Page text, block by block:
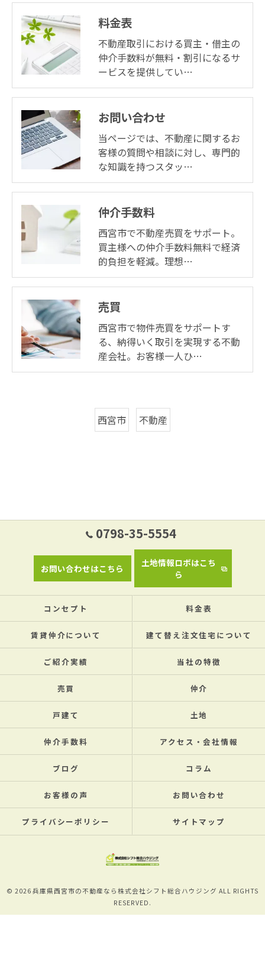
料金表
不動産取引における買主・借主の
仲介手数料が無料・割引になるサ
ービスを提供してい…
お問い合わせ
当ページでは、不動産に関するお
客様の質問や相談に対し、専門的
な知識を持つスタッ…
仲介手数料
西宮市で不動産売買をサポート。
買主様への仲介手数料無料で経済
的負担を軽減。理想…
売買
西宮市で物件売買をサポートす
る、納得いく取引を実現する不動
産会社。お客様一人ひ…
西宮市 不動産
0798-35-5554
お問い合わせはこちら
土地情報ロボはこち
ら
コンセプト 料金表
賃貸仲介について 建て替え注文住宅について
ご紹介実績 当社の特徴
売買 仲介
戸建て 土地
仲介手数料 アクセス・会社情報
ブログ コラム
お客様の声 お問い合わせ
プライバシーポリシー サイトマップ
© 2026 兵庫県西宮市の不動産なら株式会社シフト総合ハウジング ALL RIGHTS
RESERVED.